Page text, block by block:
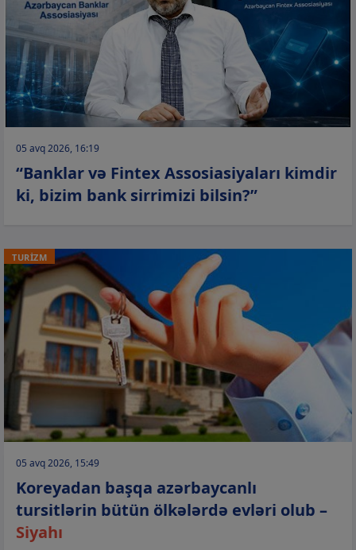
05 avq 2026, 16:19
“Banklar və Fintex Assosiasiyaları kimdir
ki, bizim bank sirrimizi bilsin?”
TURİZM
05 avq 2026, 15:49
Koreyadan başqa azərbaycanlı
tursitlərin bütün ölkələrdə evləri olub –
Siyahı